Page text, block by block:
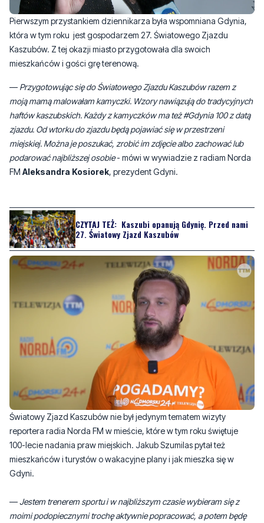
Kaszubów. Z tej okazji miasto przygotowała dla swoich
mieszkańców i gości grę terenową.
—
Przygotowując się do Światowego Zjazdu Kaszubów razem z
moją mamą malowałam kamyczki. Wzory nawiązują do tradycyjnych
zjazdu. Od wtorku do zjazdu będą pojawiać się w przestrzeni
miejskiej. Można je poszukać, zrobić im zdjęcie albo zachować lub
podarować najbliższej osobie- mówi w wywiadzie z radiam Norda
FMAleksandra Kosiorek, prezydent Gdyni.
CZYTAJ TEŻ:
Kaszubi opanują Gdynię. Przed nami
Światowy Zjazd Kaszubów nie był jedynym tematem wizyty
reportera radia Norda FM w mieście, które w tym roku świętuje
100-lecie nadania praw miejskich. Jakub Szumilas pytał też
mieszkańców i turystów o wakacyjne plany i jak mieszka się w
Gdyni.
—Jestem trenerem sportu i w najbliższym czasie wybieram się z
moimi podopiecznymi trochę aktywnie popracować, a potem będę
mieszkanek.